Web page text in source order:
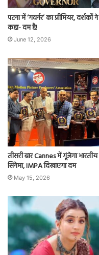
पटना में ‘गवर्नर’ का प्रीमियर, दर्शकों ने
कहा- दम है!
June 12, 2026
तीसरी बार Cannes में गूंजेगा भारतीय
सिनेमा, IMPA दिखाएगा दम
May 15, 2026